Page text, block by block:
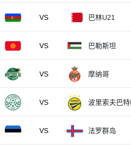
VS 巴林U21
VS 巴勒斯坦
VS 摩纳哥
VS 波里索夫巴特
VS 法罗群岛